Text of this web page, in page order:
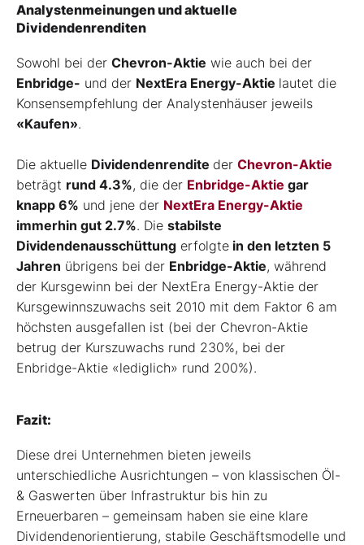
Analystenmeinungen und aktuelle
Dividendenrenditen
Sowohl bei der Chevron-Aktie wie auch bei der
Enbridge- und der NextEra Energy-Aktie lautet die
Konsensempfehlung der Analystenhäuser jeweils
«Kaufen».
Die aktuelle Dividendenrendite der Chevron-Aktie
beträgt rund 4.3%, die der Enbridge-Aktie gar
knapp 6% und jene der NextEra Energy-Aktie
immerhin gut 2.7%. Die stabilste
Dividendenausschüttung erfolgte in den letzten 5
Jahren übrigens bei der Enbridge-Aktie, während
der Kursgewinn bei der NextEra Energy-Aktie der
Kursgewinnszuwachs seit 2010 mit dem Faktor 6 am
höchsten ausgefallen ist (bei der Chevron-Aktie
betrug der Kurszuwachs rund 230%, bei der
Enbridge-Aktie «lediglich» rund 200%).
Fazit:
Diese drei Unternehmen bieten jeweils
unterschiedliche Ausrichtungen – von klassischen Öl-
& Gaswerten über Infrastruktur bis hin zu
Erneuerbaren – gemeinsam haben sie eine klare
Dividendenorientierung, stabile Geschäftsmodelle und